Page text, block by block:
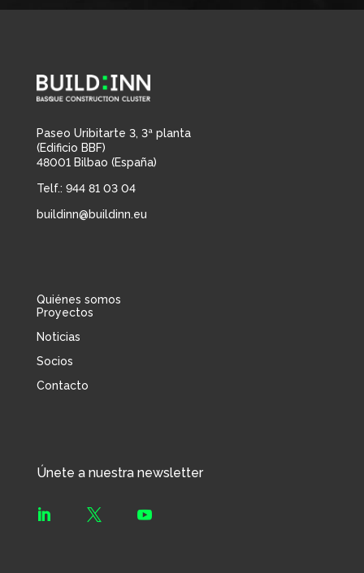
Paseo Uribitarte 3, 3ª planta
(Edificio BBF)
48001 Bilbao (España)
Telf.: 944 81 03 04
buildinn@buildinn.eu
Quiénes somos
Proyectos
Noticias
Socios
Contacto
Únete a nuestra newsletter
  